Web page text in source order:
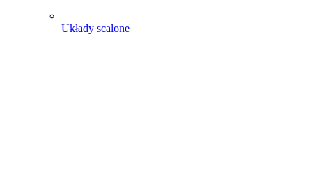
Układy scalone